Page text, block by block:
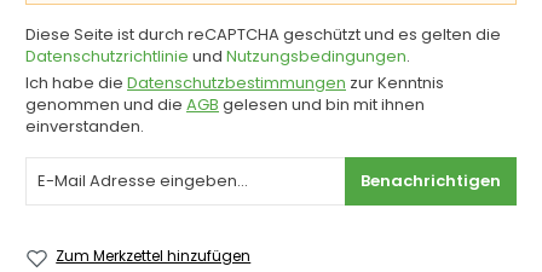
Diese Seite ist durch reCAPTCHA geschützt und es gelten die
Datenschutzrichtlinie und Nutzungsbedingungen.
Ich habe die Datenschutzbestimmungen zur Kenntnis
genommen und die AGB gelesen und bin mit ihnen
einverstanden.
Benachrichtigen
Zum Merkzettel hinzufügen